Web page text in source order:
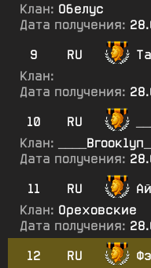
Клан: Обелус
Дата получения:
9
RU
Клан:
Дата получения:
10
RU
Клан:
Дата получения:
11
RU
Клан: Ореховские
Дата получения:
12
RU